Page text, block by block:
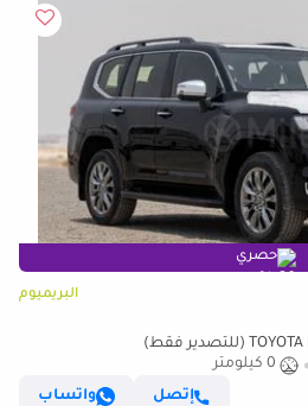
حصري
البريميوم
0 كيلومتر
إتصل
واتساب